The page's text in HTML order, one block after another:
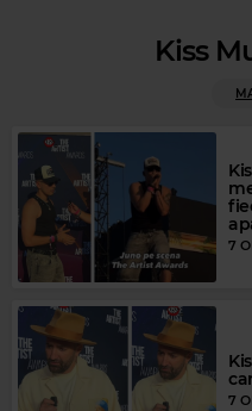
Rock Blues
Kiss
7
7